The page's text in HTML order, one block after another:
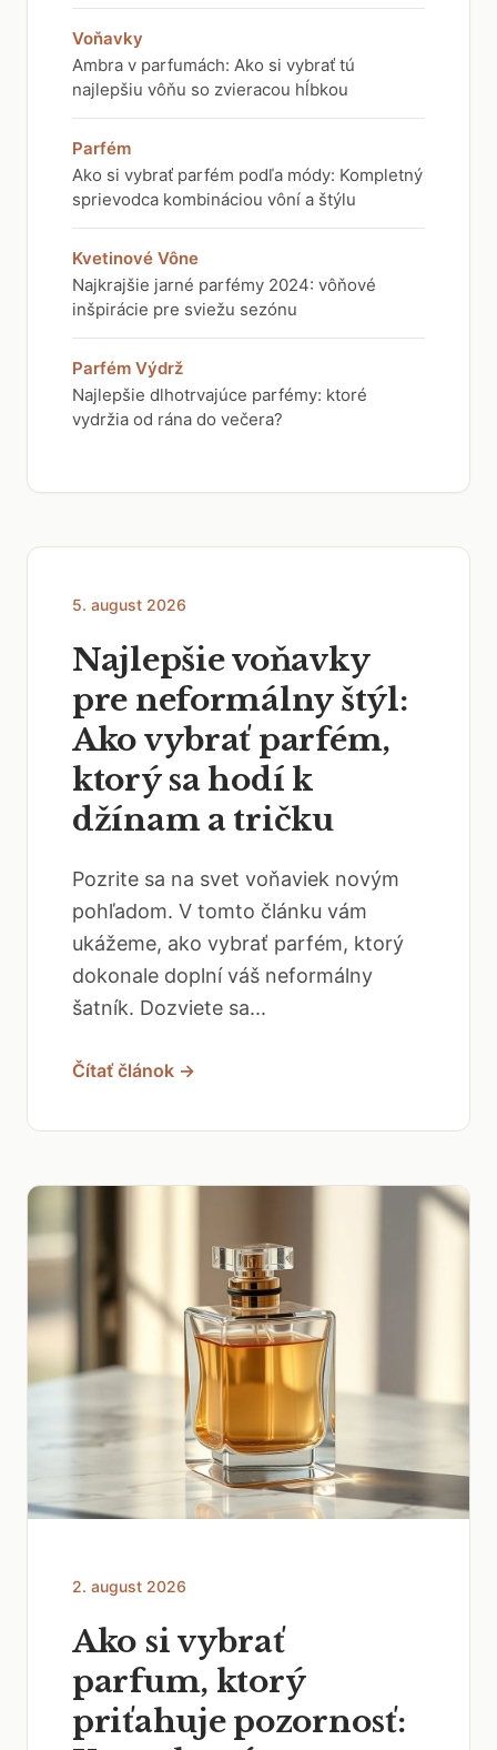
Voňavky
Ambra v parfumách: Ako si vybrať tú
najlepšiu vôňu so zvieracou hĺbkou
Parfém
Ako si vybrať parfém podľa módy: Kompletný
sprievodca kombináciou vôní a štýlu
Kvetinové Vône
Najkrajšie jarné parfémy 2024: vôňové
inšpirácie pre sviežu sezónu
Parfém Výdrž
Najlepšie dlhotrvajúce parfémy: ktoré
vydržia od rána do večera?
5. august 2026
Najlepšie voňavky
pre neformálny štýl:
Ako vybrať parfém,
ktorý sa hodí k
džínam a tričku
Pozrite sa na svet voňaviek novým
pohľadom. V tomto článku vám
ukážeme, ako vybrať parfém, ktorý
dokonale doplní váš neformálny
šatník. Dozviete sa...
Čítať článok →
2. august 2026
Ako si vybrať
parfum, ktorý
priťahuje pozornosť: